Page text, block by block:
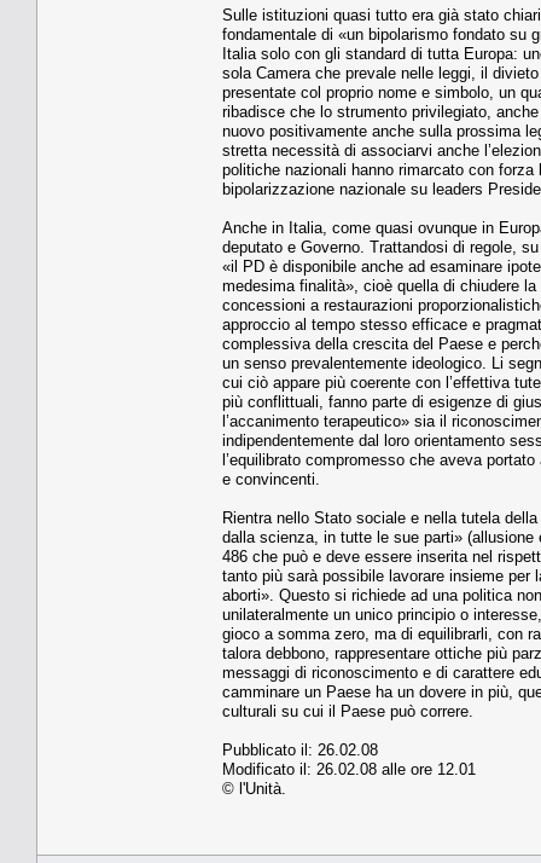
Sulle istituzioni quasi tutto era già stato
fondamentale di «un bipolarismo fondato su
Italia solo con gli standard di tutta Europa:
sola Camera che prevale nelle leggi, il
presentate col proprio nome e simbolo, un
ribadisce che lo strumento privilegiato,
nuovo positivamente anche sulla prossima
stretta necessità di associarvi anche
politiche nazionali hanno rimarcato con
bipolarizzazione nazionale su leaders
Anche in Italia, come quasi ovunque in
deputato e Governo. Trattandosi di regole,
«il PD è disponibile anche ad esaminare
medesima finalità», cioè quella di chiudere
concessioni a restaurazioni
approccio al tempo stesso efficace e
complessiva della crescita del Paese e
un senso prevalentemente ideologico. Li
cui ciò appare più coerente con l’effettiva
più conflittuali, fanno parte di esigenze di
l’accanimento terapeutico» sia il
indipendentemente dal loro orientamento
l’equilibrato compromesso che aveva
e convincenti.
Rientra nello Stato sociale e nella tutela
dalla scienza, in tutte le sue parti»
486 che può e deve essere inserita nel
tanto più sarà possibile lavorare insieme per
aborti». Questo si richiede ad una politica
unilateralmente un unico principio o
gioco a somma zero, ma di equilibrarli, con
talora debbono, rappresentare ottiche più
messaggi di riconoscimento e di carattere
camminare un Paese ha un dovere in più,
culturali su cui il Paese può correre.
Pubblicato il: 26.02.08
Modificato il: 26.02.08 alle ore 12.01
© l'Unità.